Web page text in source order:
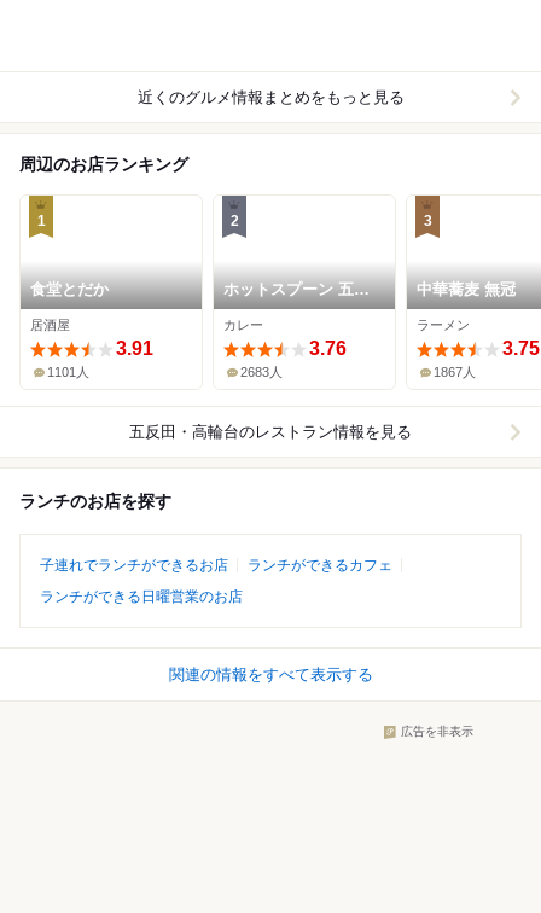
近くのグルメ情報まとめをもっと見る
周辺のお店ランキング
1
食堂とだか
居酒屋
3.91
1101人
2
ホットスプーン 五反
田店
カレー
3.76
2683人
3
中華蕎麦 無冠
ラーメン
3.75
1867人
五反田・高輪台のレストラン情報を見る
ランチのお店を探す
子連れでランチができるお店
ランチができるカフェ
ランチができる日曜営業のお店
関連の情報をすべて表示する
広告を非表示